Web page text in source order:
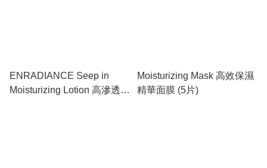
ENRADIANCE Seep in
Moisturizing Lotion 高滲透保
Moisturizing Mask 高效保濕
精華面膜 (5片)